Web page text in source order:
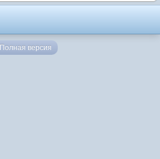
Полная версия